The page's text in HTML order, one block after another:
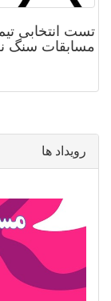
تست انتخابی
مسابقات سنگ
رویداد ها